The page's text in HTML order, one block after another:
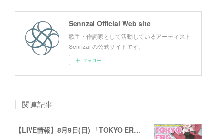
Sennzai Official Web site
歌手・作詞家として活動しているアーティスト
Sennzai の公式サイトです。
フォロー
関連記事
【LIVE情報】8月9日(日) 「TOKYO ERG SUMMIT VOL.61」に出演します！